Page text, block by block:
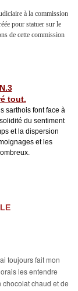
à la commission
pour statuer sur le
de cette commission
tout.
sarthois font face à
du sentiment
et la dispersion
et les
toujours fait mon
les entendre
chaud et de